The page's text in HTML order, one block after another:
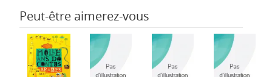
Peut-être aimerez-vous